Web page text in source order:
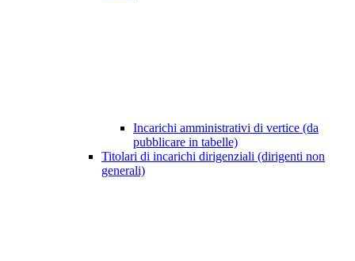
Incarichi amministrativi di vertice (da
pubblicare in tabelle)
Titolari di incarichi dirigenziali (dirigenti non
generali)